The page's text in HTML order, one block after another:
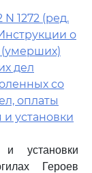
1272 (ред.
о
дел
со
оплаты
и установки
и установки
Героев